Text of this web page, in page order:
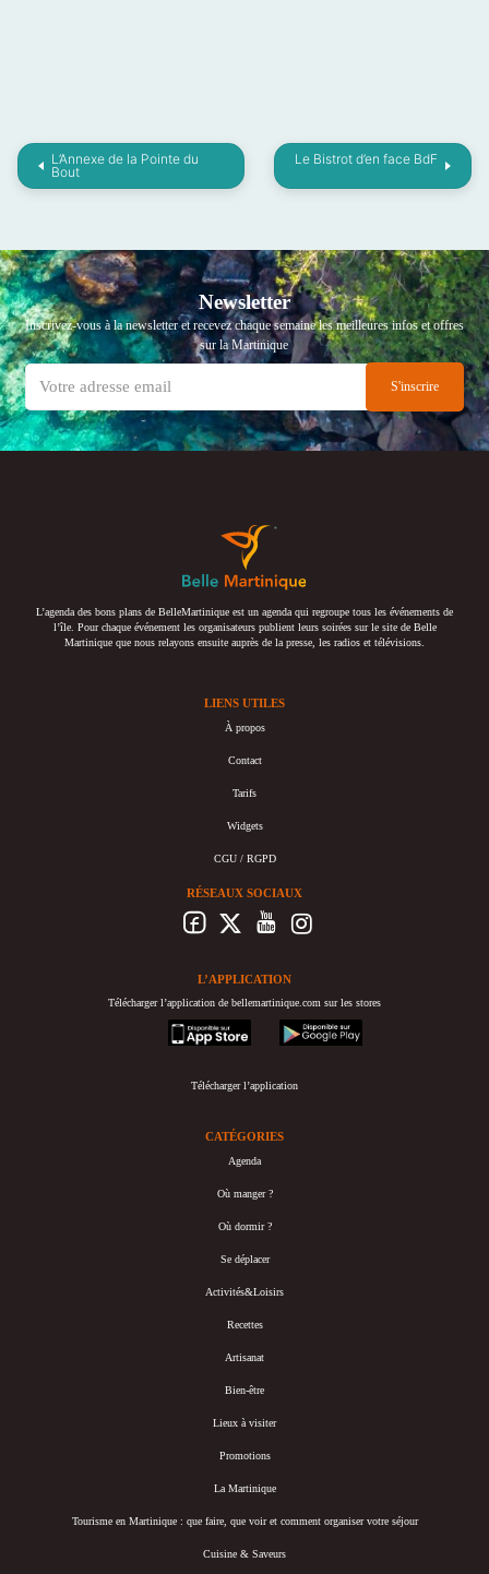
L’Annexe de la Pointe du
Bout
Le Bistrot d’en face BdF
Newsletter
Inscrivez-vous à la newsletter et recevez chaque semaine les meilleures infos et offres
sur la Martinique
L’agenda des bons plans de BelleMartinique est un agenda qui regroupe tous les événements de
l’île. Pour chaque événement les organisateurs publient leurs soirées sur le site de Belle
Martinique que nous relayons ensuite auprès de la presse, les radios et télévisions.
LIENS UTILES
À propos
Contact
Tarifs
Widgets
CGU / RGPD
RÉSEAUX SOCIAUX
L’APPLICATION
Télécharger l’application de bellemartinique.com sur les stores
appstore
googleplay
Télécharger l’application
CATÉGORIES
Agenda
Où manger ?
Où dormir ?
Se déplacer
Activités&Loisirs
Recettes
Artisanat
Bien-être
Lieux à visiter
Promotions
La Martinique
Tourisme en Martinique : que faire, que voir et comment organiser votre séjour
Cuisine & Saveurs